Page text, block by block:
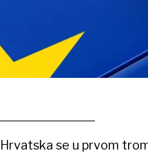
Hrvatska se u prvom